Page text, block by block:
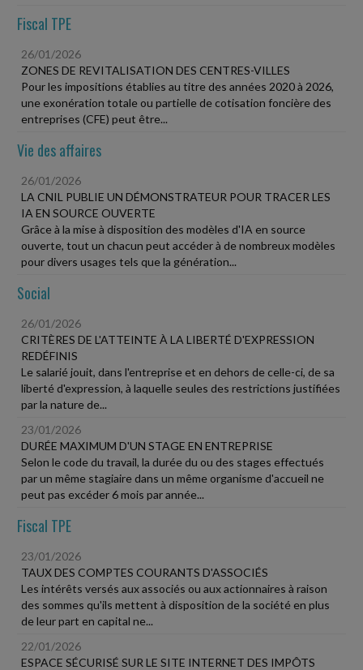
Fiscal TPE
26/01/2026
ZONES DE REVITALISATION DES CENTRES-VILLES
Pour les impositions établies au titre des années 2020 à 2026,
une exonération totale ou partielle de cotisation foncière des
entreprises (CFE) peut être...
Vie des affaires
26/01/2026
LA CNIL PUBLIE UN DÉMONSTRATEUR POUR TRACER LES
IA EN SOURCE OUVERTE
Grâce à la mise à disposition des modèles d'IA en source
ouverte, tout un chacun peut accéder à de nombreux modèles
pour divers usages tels que la génération...
Social
26/01/2026
CRITÈRES DE L'ATTEINTE À LA LIBERTÉ D'EXPRESSION
REDÉFINIS
Le salarié jouit, dans l'entreprise et en dehors de celle-ci, de sa
liberté d'expression, à laquelle seules des restrictions justifiées
par la nature de...
23/01/2026
DURÉE MAXIMUM D'UN STAGE EN ENTREPRISE
Selon le code du travail, la durée du ou des stages effectués
par un même stagiaire dans un même organisme d'accueil ne
peut pas excéder 6 mois par année...
Fiscal TPE
23/01/2026
TAUX DES COMPTES COURANTS D'ASSOCIÉS
Les intérêts versés aux associés ou aux actionnaires à raison
des sommes qu'ils mettent à disposition de la société en plus
de leur part en capital ne...
22/01/2026
ESPACE SÉCURISÉ SUR LE SITE INTERNET DES IMPÔTS